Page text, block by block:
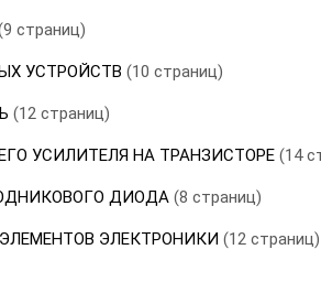
страниц)
УСТРОЙСТВ (10 страниц)
(12 страниц)
УСИЛИТЕЛЯ НА ТРАНЗИСТОРЕ (14
ДИОДА (8 страниц)
ЭЛЕКТРОНИКИ (12 страниц)